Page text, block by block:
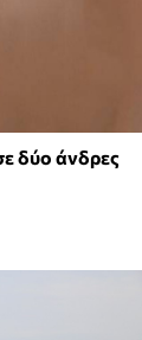
δύο άνδρες